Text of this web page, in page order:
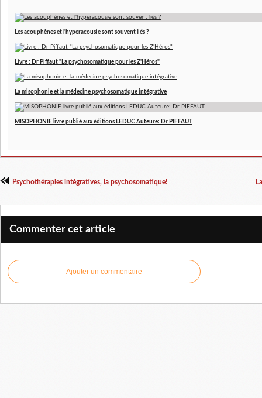
Les acouphènes et l'hyperacousie sont souvent liés ?
Livre : Dr Piffaut "La psychosomatique pour les Z'Héros"
La misophonie et la médecine psychosomatique intégrative
MISOPHONIE livre publié aux éditions LEDUC Auteure: Dr PIFFAUT
Psychothérapies intégratives, la psychosomatique!
Commenter cet article
Ajouter un commentaire